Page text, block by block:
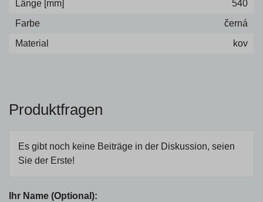
Länge [mm]
540
Farbe
černá
Material
kov
Produktfragen
Es gibt noch keine Beiträge in der Diskussion, seien
Sie der Erste!
Ihr Name (Optional):